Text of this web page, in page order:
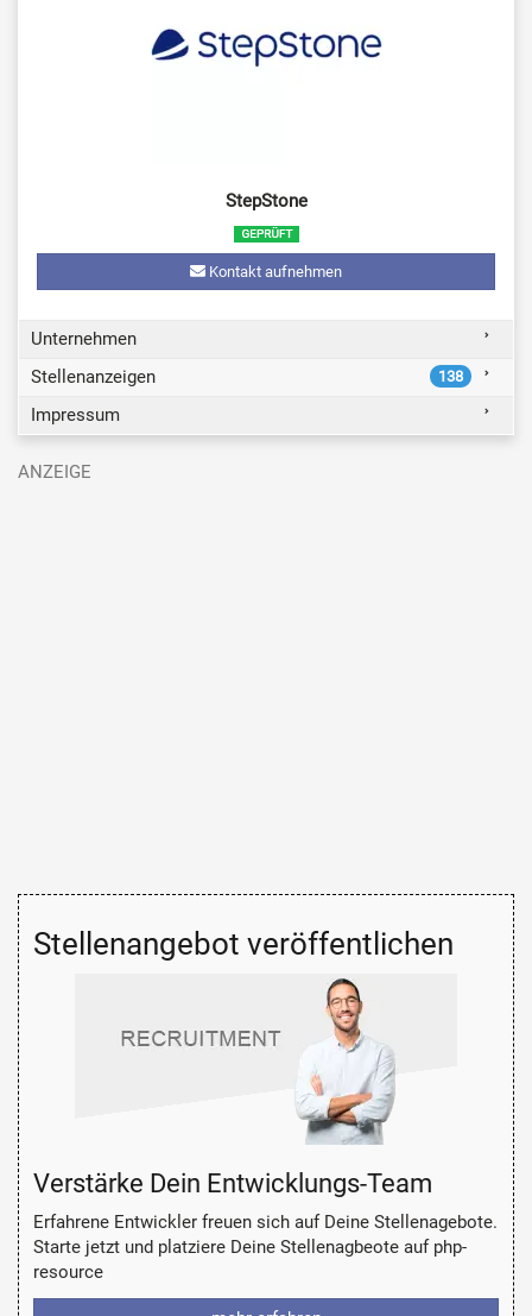
StepStone
Kontakt aufnehmen
Unternehmen
Stellenanzeigen
138
Impressum
Stellenangebot veröffentlichen
Verstärke Dein Entwicklungs-Team
Erfahrene Entwickler freuen sich auf Deine Stellenagebote.
Starte jetzt und platziere Deine Stellenagbeote auf php-
resource